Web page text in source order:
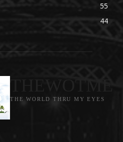
55
44
THE WORLD THRU MY EYES